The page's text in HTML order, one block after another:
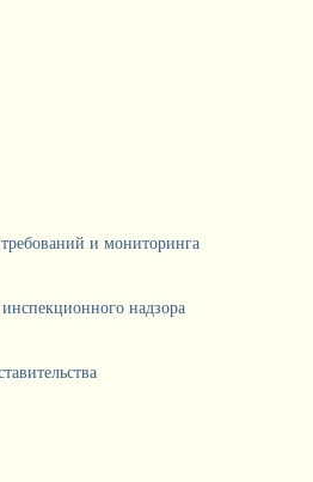
и мониторинга
надзора